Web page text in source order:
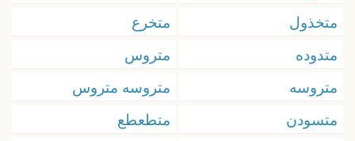
متخذول
متخرع
متدوده
متروس
متروسه
متروسه متروس
متسودن
متطعطع